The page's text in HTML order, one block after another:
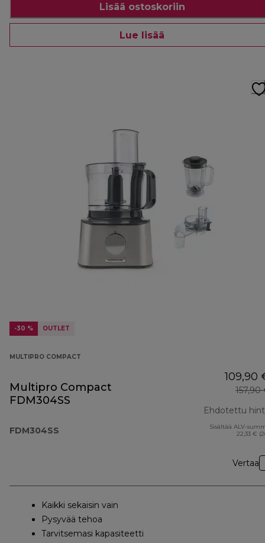
Lisää ostoskoriin
Lue lisää
-30 % OUTLET
MULTIPRO COMPACT
Multipro Compact
FDM304SS
FDM304SS
109,90
157,90
Ehdotettu
Sisältää ALV-
22,33 €
Vertaa
Kaikki sekaisin vain
Pysyvää tehoa
Tarvitsemasi kapasiteetti